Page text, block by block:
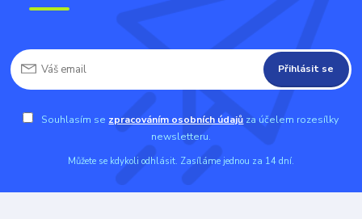
Přihlásit se
Souhlasím se zpracováním osobních údajů za účelem rozesílky
newsletteru.
Můžete se kdykoli odhlásit. Zasíláme jednou za 14 dní.